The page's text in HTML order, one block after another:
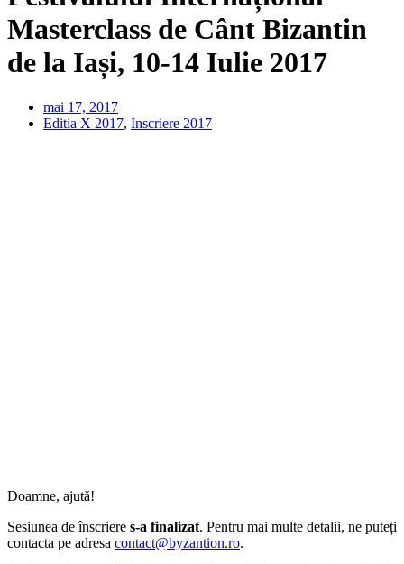
Masterclass de Cânt Bizantin
de la Iași, 10-14 Iulie 2017
mai 17, 2017
Editia X 2017, Inscriere 2017
Doamne, ajută!
Sesiunea de înscriere s-a finalizat. Pentru mai multe detalii, ne puteți
contacta pe adresa contact@byzantion.ro.